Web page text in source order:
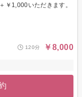
￥1,000いただきます。
120分 ￥8,000